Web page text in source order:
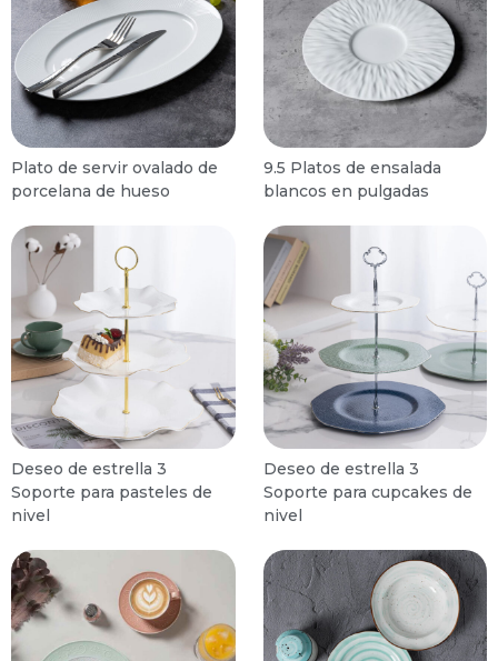
Plato de servir ovalado de
porcelana de hueso
9.5 Platos de ensalada
blancos en pulgadas
Deseo de estrella 3
Soporte para pasteles de
nivel
Deseo de estrella 3
Soporte para cupcakes de
nivel